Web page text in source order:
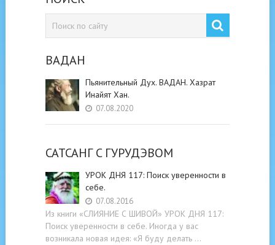
ВАДАН
Пьянительный Дух. ВАДАН. Хазрат
Инайят Хан.
07.08.2020
САТСАНГ C ГУРУДЭВОМ
УРОК ДНЯ 117: Поиск уверенности в
себе.
07.08.2016
Из книги «СЛИЯНИЕ С ШИВОЙ» УРОК ДНЯ 117:
Поиск уверенности в себе. Иногда у вас
возникала новая идея: «Я буду делать …